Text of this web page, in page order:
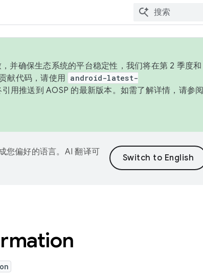
并确保生态系统的平台稳定性，我们将在第 2 季度和
献代码，请使用 android-latest-
用推送到 AOSP 的最新版本。如需了解详情，请参阅
您偏好的语言。AI 翻译可